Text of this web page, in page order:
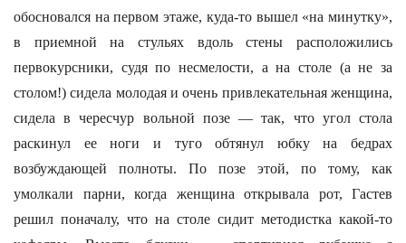
обосновался на первом этаже, куда-то вышел «на минутку»,
в приемной на стульях вдоль стены расположились
первокурсники, судя по несмелости, а на столе (а не за
столом!) сидела молодая и очень привлекательная женщина,
сидела в чересчур вольной позе — так, что угол стола
раскинул ее ноги и туго обтянул юбку на бедрах
возбуждающей полноты. По позе этой, по тому, как
умолкали парни, когда женщина открывала рот, Гастев
решил поначалу, что на столе сидит методистка какой-то